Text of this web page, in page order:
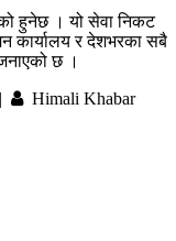
हुनेछ । यो सेवा निकट
कार्यालय र देशभरका सबै
छ ।
Himali Khabar